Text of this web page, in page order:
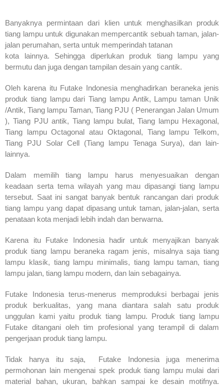
Banyaknya permintaan dari klien untuk menghasilkan produk
tiang lampu untuk digunakan mempercantik sebuah taman, jalan-
jalan perumahan, serta untuk memperindah tatanan
kota lainnya. Sehingga diperlukan produk tiang lampu yang
bermutu dan juga dengan tampilan desain yang cantik.
Oleh karena itu Futake Indonesia menghadirkan beraneka jenis
produk tiang lampu dari Tiang lampu Antik, Lampu taman Unik
/Antik, Tiang lampu Taman, Tiang PJU ( Penerangan Jalan Umum
), Tiang PJU antik, Tiang lampu bulat, Tiang lampu Hexagonal,
Tiang lampu Octagonal atau Oktagonal, Tiang lampu Telkom,
Tiang PJU Solar Cell (Tiang lampu Tenaga Surya), dan lain-
lainnya.
Dalam memilih tiang lampu harus menyesuaikan dengan
keadaan serta tema wilayah yang mau dipasangi tiang lampu
tersebut. Saat ini sangat banyak bentuk rancangan dari produk
tiang lampu yang dapat dipasang untuk taman, jalan-jalan, serta
penataan kota menjadi lebih indah dan berwarna.
Karena itu Futake Indonesia hadir untuk menyajikan banyak
produk tiang lampu beraneka ragam jenis, misalnya saja tiang
lampu klasik, tiang lampu minimalis, tiang lampu taman, tiang
lampu jalan, tiang lampu modern, dan lain sebagainya.
Futake Indonesia terus-menerus memproduksi berbagai jenis
produk berkualitas, yang mana diantara salah satu produk
unggulan kami yaitu produk tiang lampu. Produk tiang lampu
Futake ditangani oleh tim profesional yang terampil di dalam
pengerjaan produk tiang lampu.
Tidak hanya itu saja, Futake Indonesia juga menerima
permohonan lain mengenai spek produk tiang lampu mulai dari
material bahan, ukuran, bahkan sampai ke desain motifnya.